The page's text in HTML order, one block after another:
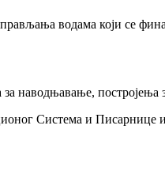
водама који се
за наводњавање,
Система и Писарнице и